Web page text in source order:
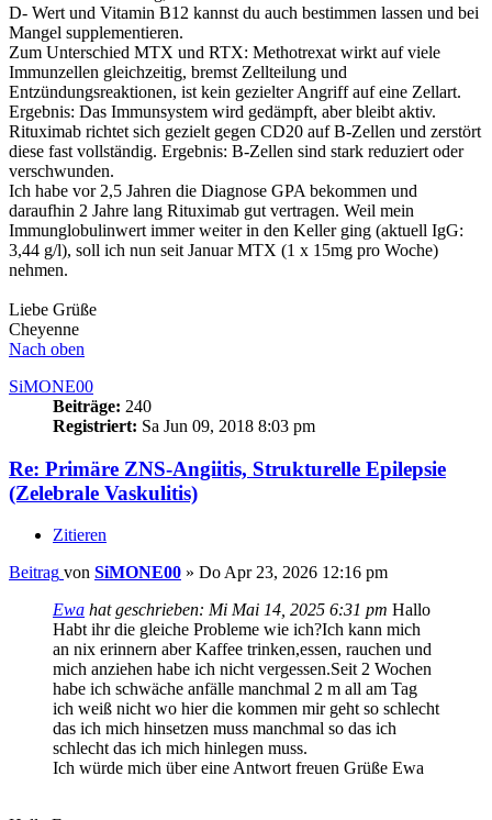
D- Wert und Vitamin B12 kannst du auch bestimmen lassen und bei
Mangel supplementieren.
Zum Unterschied MTX und RTX: Methotrexat wirkt auf viele
Immunzellen gleichzeitig, bremst Zellteilung und
Entzündungsreaktionen, ist kein gezielter Angriff auf eine Zellart.
Ergebnis: Das Immunsystem wird gedämpft, aber bleibt aktiv.
Rituximab richtet sich gezielt gegen CD20 auf B-Zellen und zerstört
diese fast vollständig. Ergebnis: B-Zellen sind stark reduziert oder
verschwunden.
Ich habe vor 2,5 Jahren die Diagnose GPA bekommen und
daraufhin 2 Jahre lang Rituximab gut vertragen. Weil mein
Immunglobulinwert immer weiter in den Keller ging (aktuell IgG:
3,44 g/l), soll ich nun seit Januar MTX (1 x 15mg pro Woche)
nehmen.
Liebe Grüße
Cheyenne
Nach oben
SiMONE00
Beiträge: 240
Registriert: Sa Jun 09, 2018 8:03 pm
Re: Primäre ZNS-Angiitis, Strukturelle Epilepsie
(Zelebrale Vaskulitis)
Zitieren
Beitrag von SiMONE00 » Do Apr 23, 2026 12:16 pm
Ewa hat geschrieben: Mi Mai 14, 2025 6:31 pm Hallo
Habt ihr die gleiche Probleme wie ich?Ich kann mich
an nix erinnern aber Kaffee trinken,essen, rauchen und
mich anziehen habe ich nicht vergessen.Seit 2 Wochen
habe ich schwäche anfälle manchmal 2 m all am Tag
ich weiß nicht wo hier die kommen mir geht so schlecht
das ich mich hinsetzen muss manchmal so das ich
schlecht das ich mich hinlegen muss.
Ich würde mich über eine Antwort freuen Grüße Ewa